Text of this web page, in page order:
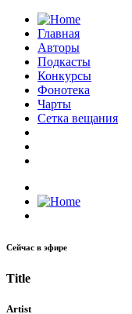
Главная
Авторы
Подкасты
Конкурсы
Фонотека
Чарты
Сетка вещания
Сейчас в эфире
Title
Artist